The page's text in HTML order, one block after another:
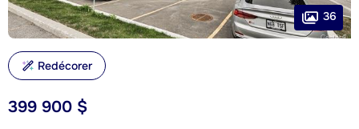
399 900 $
36
Redécorer